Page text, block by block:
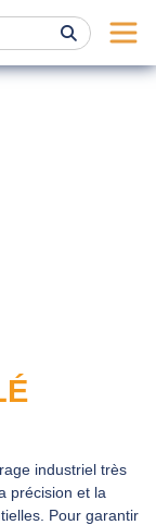
industriel très
précision et la
Pour garantir